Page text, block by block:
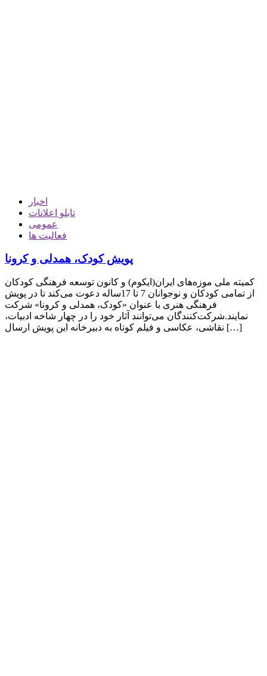
اخبار
تابلو اعلانات
عمومی
فعالیت ها
پویش کودک، همدلی و کرونا
کمیته ملی موزه‌های ایران(ایکوم) و کانون توسعه فرهنگی کودکان
از تمامی کودکان و نوجوانان 7 تا 17ساله‌ دعوت می‌کند تا در پویش
فرهنگی هنری با عنوان «کودک، همدلی و کرونا» شرکت
نمایند.شرکت‌کنندگان می‌توانند آثار خود را در چهار شاخه ادبیات،
نقاشی، عکاسی و فیلم کوتاه به دبیرخانه این پویش ارسال […]